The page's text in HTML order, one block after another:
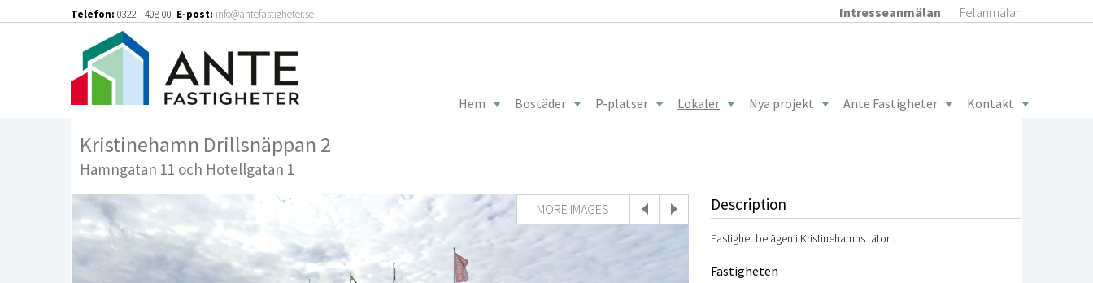
Telefon: 0322 - 408 00 E-post: info@antefastigheter.se Intresseanmälan Felanmälan
Hem Bostäder P-platser Lokaler Nya projekt Ante Fastigheter Kontakt
Kristinehamn Drillsnäppan 2
Hamngatan 11 och Hotellgatan 1
MORE IMAGES Description
Fastighet belägen i Kristinehamns tätort.
Fastigheten